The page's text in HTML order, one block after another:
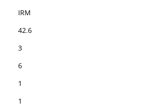
IRM
42.6
3
6
1
1